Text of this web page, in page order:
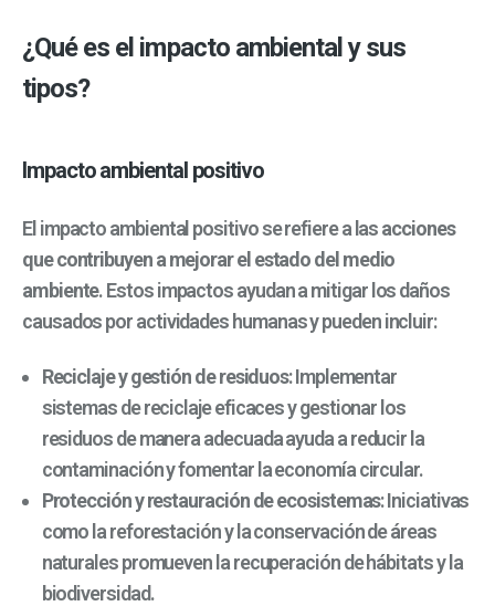
¿Qué es el impacto ambiental y sus
tipos?
Impacto ambiental positivo
El impacto ambiental positivo se refiere a lasacciones
que contribuyen a mejorar el estado del medio
ambiente. Estos impactos ayudan a mitigar los daños
causados por actividades humanas y pueden incluir:
Reciclaje y gestión de residuos: Implementar
sistemas de reciclaje eficaces y gestionar los
residuos de manera adecuada ayuda a reducir la
contaminación y fomentar la economía circular.
Protección y restauración de ecosistemas: Iniciativas
como la reforestación y la conservación de áreas
naturales promueven la recuperación de hábitats y la
biodiversidad.